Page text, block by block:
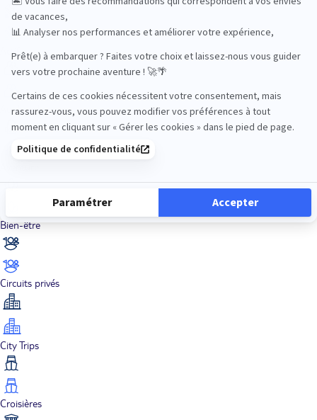
Actif
Adult only
Bien-être
Circuits privés
City Trips
Croisières